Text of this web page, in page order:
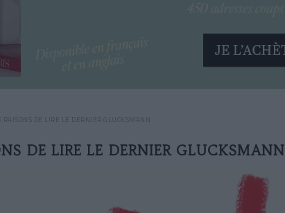
RAISONS DE LIRE LE DERNIER GLUCKSMANN
DE LIRE LE DERNIER GLUCKSMANN